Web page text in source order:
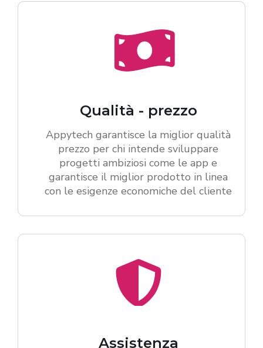
Qualità - prezzo
Appytech garantisce la miglior qualità
prezzo per chi intende sviluppare
progetti ambiziosi come le app e
garantisce il miglior prodotto in linea
con le esigenze economiche del cliente
Assistenza